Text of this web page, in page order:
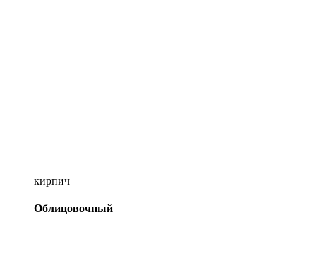
кирпич
Облицовочный